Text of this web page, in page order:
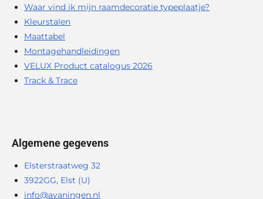
Waar vind ik mijn raamdecoratie typeplaatje?
Kleurstalen
Maattabel
Montagehandleidingen
VELUX Product catalogus 2026
Track & Trace
Algemene gegevens
Elsterstraatweg 32
3922GG, Elst (U)
info@avaningen.nl